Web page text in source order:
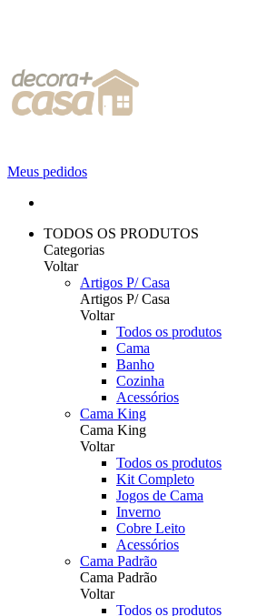
Meus pedidos
TODOS OS PRODUTOS
Categorias
Voltar
Artigos P/ Casa
Artigos P/ Casa
Voltar
Todos os produtos
Cama
Banho
Cozinha
Acessórios
Cama King
Cama King
Voltar
Todos os produtos
Kit Completo
Jogos de Cama
Inverno
Cobre Leito
Acessórios
Cama Padrão
Cama Padrão
Voltar
Todos os produtos